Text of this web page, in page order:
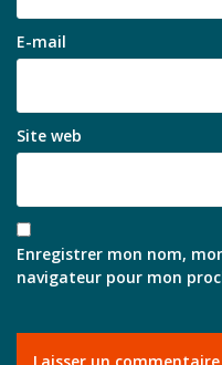
E-mail
Site web
Enregistrer mon nom,
navigateur pour mon